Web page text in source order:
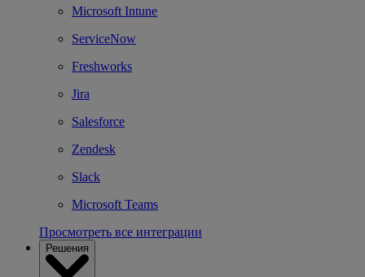
Microsoft Intune
ServiceNow
Freshworks
Jira
Salesforce
Zendesk
Slack
Microsoft Teams
Просмотреть все интеграции
Решения